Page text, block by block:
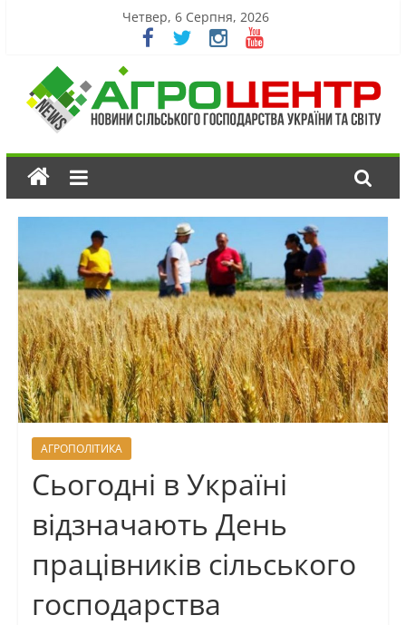
Четвер, 6 Серпня, 2026
АГРОПОЛІТИКА
Сьогодні в Україні
відзначають День
працівників сільського
господарства